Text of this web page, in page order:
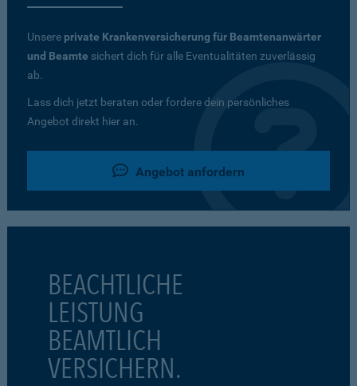
Unsere private Krankenversicherung für Beamtenanwärter
und Beamte sichert dich für alle Eventualitäten zuverlässig
ab.
Lass dich jetzt beraten oder fordere dein persönliches
Angebot direkt hier an.
Angebot anfordern
BEACHTLICHE
LEISTUNG
BEAMTLICH
VERSICHERN.